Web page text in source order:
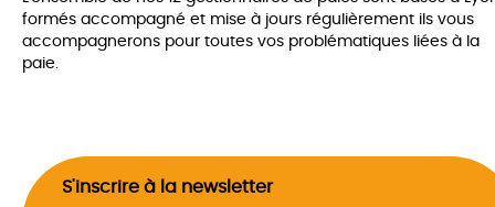
formés accompagné et mise à jours régulièrement ils vous
accompagnerons pour toutes vos problématiques liées à la
paie.
S'inscrire à la newsletter